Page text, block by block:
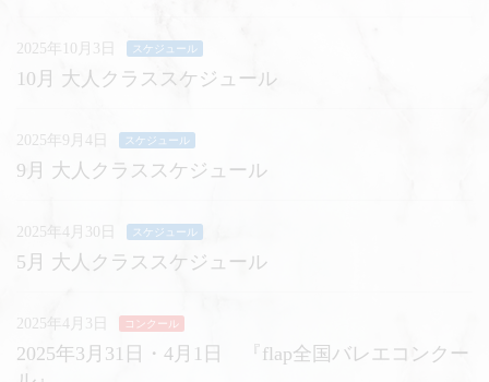
2025年10月3日 スケジュール
10月 大人クラススケジュール
2025年9月4日 スケジュール
9月 大人クラススケジュール
2025年4月30日 スケジュール
5月 大人クラススケジュール
2025年4月3日 コンクール
2025年3月31日・4月1日 『flap全国バレエコンクー